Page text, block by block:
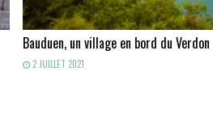
Bauduen, un village en bord du Verdon
2 JUILLET 2021